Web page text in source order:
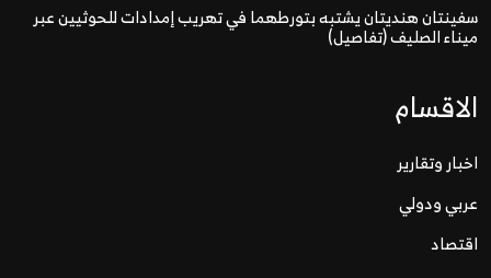
سفينتان هنديتان يشتبه بتورطهما في تهريب إمدادات للحوثيين عبر
ميناء الصليف (تفاصيل)
الاقسام
اخبار وتقارير
عربي ودولي
اقتصاد